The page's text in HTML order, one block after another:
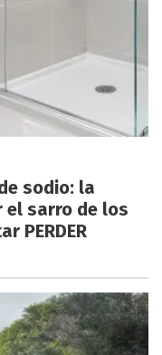
sodio: la
el sarro de los
PERDER